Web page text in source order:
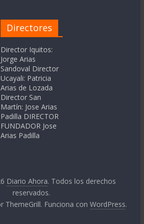
Directores
Director Iquitos:
Jorge Arias
Sandoval Director
Ucayali: Patricia
Arias de Lozada
Director San
Martín: Jose Arias
Padilla DIRECTOR
FUNDADOR Jose
Arias Padilla
Diario Ahora. Todos los derechos
reservados.
ThemeGrill. Funciona conWordPress.